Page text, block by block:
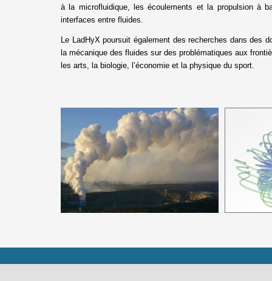
à la microfluidique, les écoulements et la propulsion à
interfaces entre fluides.
Le LadHyX poursuit également des recherches dans des
la mécanique des fluides sur des problématiques aux
les arts, la biologie, l’économie et la physique du sport.